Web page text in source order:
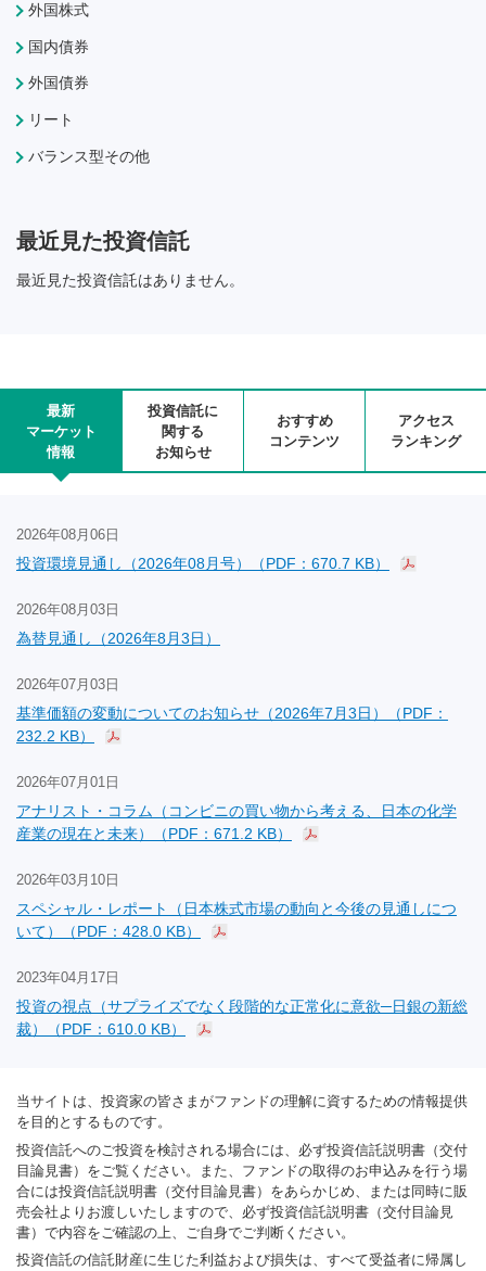
外国株式
国内債券
外国債券
リート
バランス型その他
最近見た投資信託
最近見た投資信託はありません。
最新
マーケット
情報
投資信託に
関する
お知らせ
おすすめ
コンテンツ
アクセス
ランキング
2026年08月06日
投資環境見通し（2026年08月号）（PDF：670.7 KB）
2026年08月03日
為替見通し（2026年8月3日）
2026年07月03日
基準価額の変動についてのお知らせ（2026年7月3日）（PDF：
232.2 KB）
2026年07月01日
アナリスト・コラム（コンビニの買い物から考える、日本の化学
産業の現在と未来）（PDF：671.2 KB）
2026年03月10日
スペシャル・レポート（日本株式市場の動向と今後の見通しにつ
いて）（PDF：428.0 KB）
2023年04月17日
投資の視点（サプライズでなく段階的な正常化に意欲─日銀の新総
裁）（PDF：610.0 KB）
当サイトは、投資家の皆さまがファンドの理解に資するための情報提供
を目的とするものです。
投資信託へのご投資を検討される場合には、必ず投資信託説明書（交付
目論見書）をご覧ください。また、ファンドの取得のお申込みを行う場
合には投資信託説明書（交付目論見書）をあらかじめ、または同時に販
売会社よりお渡しいたしますので、必ず投資信託説明書（交付目論見
書）で内容をご確認の上、ご自身でご判断ください。
投資信託の信託財産に生じた利益および損失は、すべて受益者に帰属し